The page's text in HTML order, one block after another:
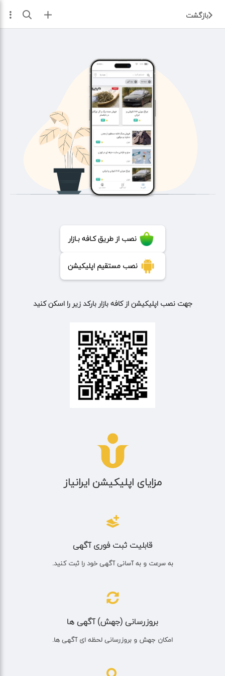
بازگشت ثبت آگهی
نصب از طریق کـافه بـازار
نصب مستقیم اپلیکیشن
جهت نصب اپلیکیشن از کافه بازار بارکد زیر را اسکن کنید
مزایای اپلیکیشن ایرانیاز
قابلیت ثبت فوری آگهی
به سرعت و به آسانی آگهی خود را ثبت کنید.
بروزرسانی (جهش) آگهی ها
امکان جهش و بروزرسانی لحظه ای آگهی ها.